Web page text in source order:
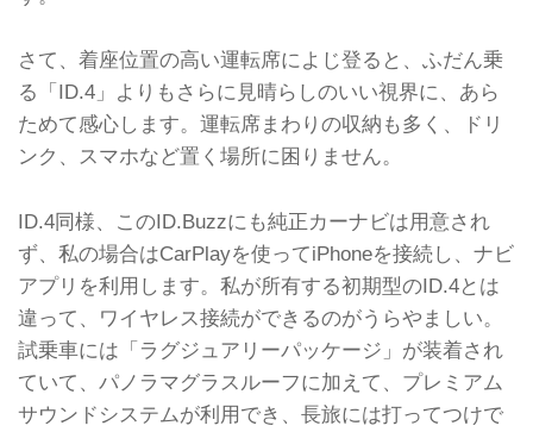
さて、着座位置の高い運転席によじ登ると、ふだん乗
る「ID.4」よりもさらに見晴らしのいい視界に、あら
ためて感心します。運転席まわりの収納も多く、ドリ
ンク、スマホなど置く場所に困りません。
ID.4同様、このID.Buzzにも純正カーナビは用意され
ず、私の場合はCarPlayを使ってiPhoneを接続し、ナビ
アプリを利用します。私が所有する初期型のID.4とは
違って、ワイヤレス接続ができるのがうらやましい。
試乗車には「ラグジュアリーパッケージ」が装着され
ていて、パノラマグラスルーフに加えて、プレミアム
サウンドシステムが利用でき、長旅には打ってつけで